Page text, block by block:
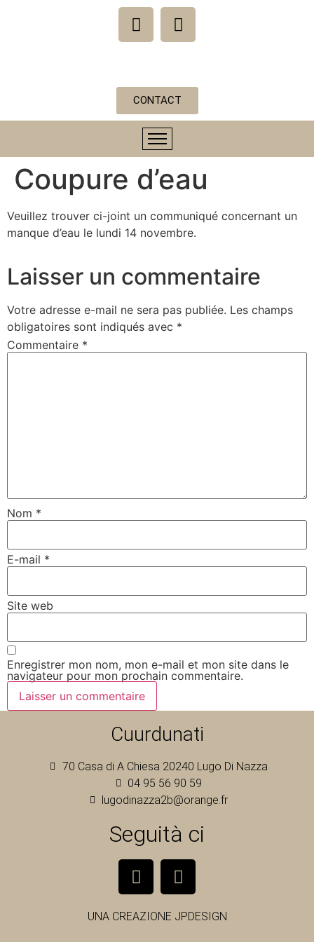
CONTACT
Coupure d’eau
Veuillez trouver ci-joint un communiqué concernant un
manque d’eau le lundi 14 novembre.
Laisser un commentaire
Votre adresse e-mail ne sera pas publiée. Les champs
obligatoires sont indiqués avec *
Commentaire *
Nom *
E-mail *
Site web
Enregistrer mon nom, mon e-mail et mon site dans le
navigateur pour mon prochain commentaire.
Cuurdunati
70 Casa di A Chiesa 20240 Lugo Di Nazza
04 95 56 90 59
lugodinazza2b@orange.fr
Seguità ci
UNA CREAZIONE JPDESIGN